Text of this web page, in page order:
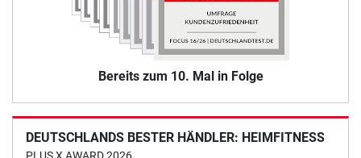
Bereits zum 10. Mal in Folge
DEUTSCHLANDS BESTER HÄNDLER: HEIMFITNESS